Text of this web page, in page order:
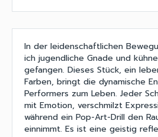
In der leidenschaftlichen
ich jugendliche Gnade und
gefangen. Dieses Stück, ein
Farben, bringt die dynamische
Performers zum Leben. Jeder
mit Emotion, verschmilzt
während ein Pop-Art-Drill den
einnimmt. Es ist eine geistig